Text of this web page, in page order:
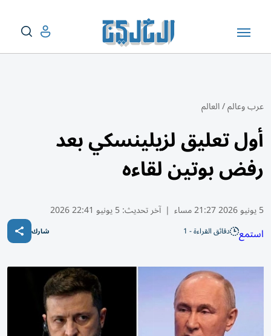
عرب وعالم/العالم
أول تعليق لزيلينسكي بعد
رفض بوتين لقاءه
5 يونيو 2026 21:27 مساء | آخر تحديث:5 يونيو 22:41 2026
استمع دقائق القراءة - 1 شارك